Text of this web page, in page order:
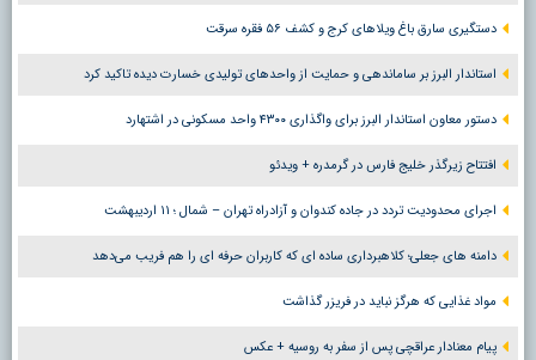
دستگیری سارق باغ ویلاهای کرج و کشف ۵۶ فقره سرقت
استاندار البرز بر ساماندهی و حمایت از واحدهای تولیدی خسارت دیده تاکید کرد
دستور معاون استاندار البرز برای واگذاری ۴۳۰۰ واحد مسکونی در اشتهارد
افتتاح زیرگذر خلیج فارس در گرمدره + ویدئو
اجرای محدودیت تردد در جاده کندوان و آزادراه تهران – شمال ؛ ١١ اردیبهشت
دامنه های جعلی؛ کلاهبرداری ساده ای که کاربران حرفه ای را هم فریب می‌دهد
مواد غذایی که هرگز نباید در فریزر گذاشت
پیام معنادار عراقچی پس از سفر به روسیه + عکس